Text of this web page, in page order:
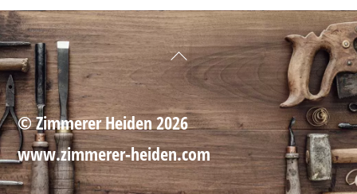
Back
To
Top
©Zimmerer Heiden2026
www.zimmerer-heiden.com